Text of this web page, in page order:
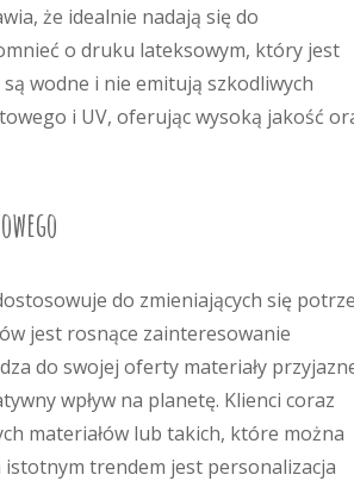
że idealnie nadają się do
o druku lateksowym, który jest
wodne i nie emitują szkodliwych
i UV, oferując wysoką jakość
do zmieniających się
jest rosnące zainteresowanie
do swojej oferty materiały
wpływ na planetę. Klienci coraz
materiałów lub takich, które można
trendem jest personalizacja